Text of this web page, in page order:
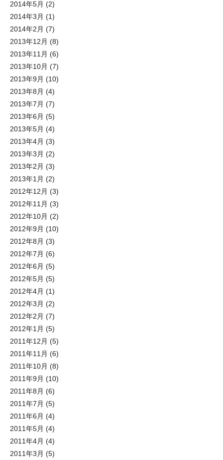
2014年5月 (2)
2014年3月 (1)
2014年2月 (7)
2013年12月 (8)
2013年11月 (6)
2013年10月 (7)
2013年9月 (10)
2013年8月 (4)
2013年7月 (7)
2013年6月 (5)
2013年5月 (4)
2013年4月 (3)
2013年3月 (2)
2013年2月 (3)
2013年1月 (2)
2012年12月 (3)
2012年11月 (3)
2012年10月 (2)
2012年9月 (10)
2012年8月 (3)
2012年7月 (6)
2012年6月 (5)
2012年5月 (5)
2012年4月 (1)
2012年3月 (2)
2012年2月 (7)
2012年1月 (5)
2011年12月 (5)
2011年11月 (6)
2011年10月 (8)
2011年9月 (10)
2011年8月 (6)
2011年7月 (5)
2011年6月 (4)
2011年5月 (4)
2011年4月 (4)
2011年3月 (5)